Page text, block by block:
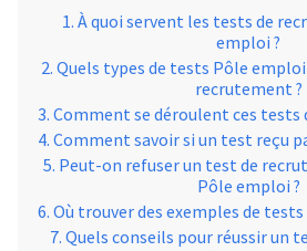
À quoi servent les tests de
emploi ?
Quels types de tests Pôle
recrutement ?
Comment se déroulent ces tests
Comment savoir si un test reçu
Peut-on refuser un test de
Pôle emploi ?
Où trouver des exemples de tests
Quels conseils pour réussir un